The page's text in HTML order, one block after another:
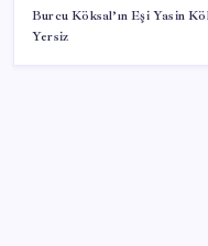
Burcu Köksal’ın Eşi Yasin
Yersiz